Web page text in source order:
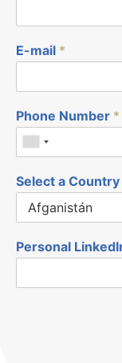
E-mail *
Phone Number *
Select a Country
Personal